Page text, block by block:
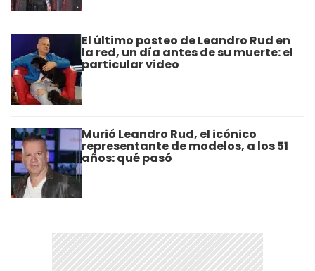
El último posteo de Leandro Rud en
la red, un día antes de su muerte: el
particular video
Murió Leandro Rud, el icónico
representante de modelos, a los 51
años: qué pasó